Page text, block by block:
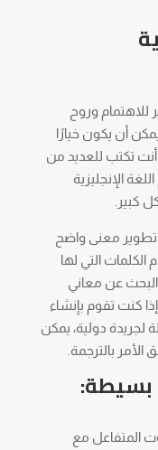
وروح
أن يكون خيارًا
أنت تكتب للعديد من
الإنجليزية
كبير.
معنى واضح
التي لها
عن معاني
كنت تقوم بإنشاء
لجريدة دولية، يمكن
الأمر بالترجمة.
بسيطة:
المتفاعل مع